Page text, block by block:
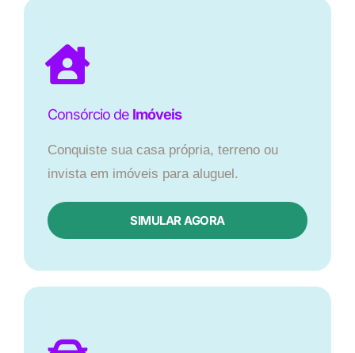
Consórcio de Imóveis
Conquiste sua casa própria, terreno ou
invista em imóveis para aluguel.
SIMULAR AGORA​